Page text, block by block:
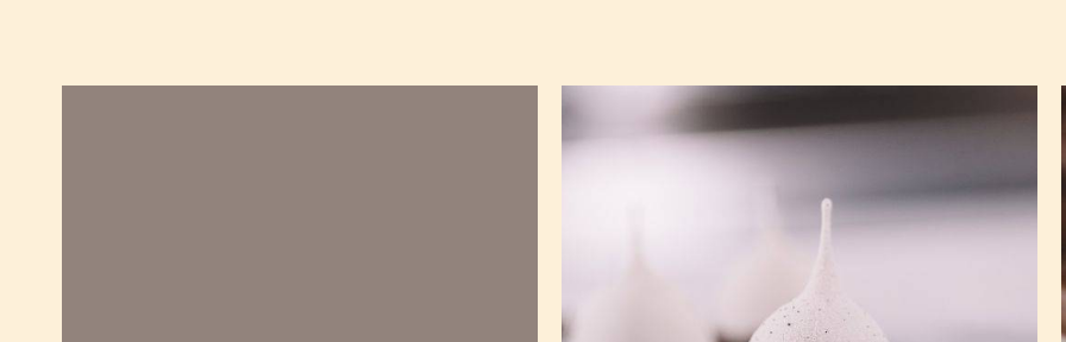
Espresso
Bouchee